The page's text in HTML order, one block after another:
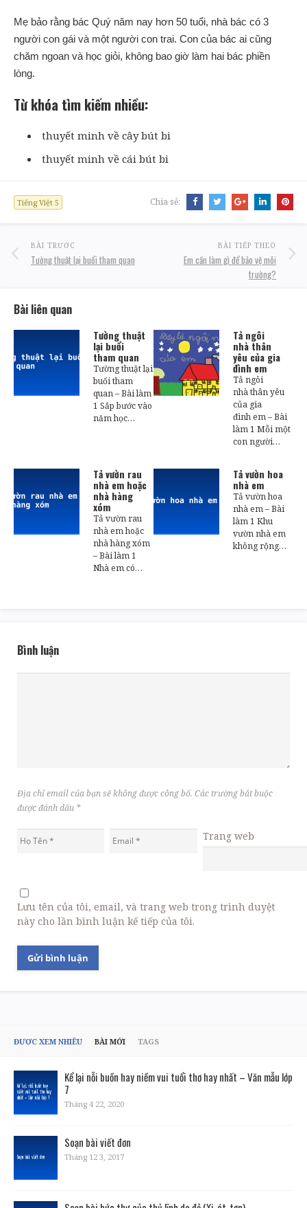
Mẹ bảo rằng bác Quý năm nay hơn 50 tuổi, nhà bác có 3
người con gái và một người con trai. Con của bác ai cũng
chăm ngoan và học giỏi, không bao giờ làm hai bác phiền
lòng.
Từ khóa tìm kiếm nhiều:
thuyết minh về cây bút bi
thuyết minh về cái bút bi
Tiếng Việt 5 Chia sẻ:
BÀI TRƯỚC
Tường thuật lại buổi tham quan
BÀI TIẾP THEO
Em cần làm gì để bảo vệ môi
trường?
Bài liên quan
Tường thuật
lại buổi
tham quan
Tường thuật lại
buổi tham
quan – Bài làm
1 Sắp bước vào
năm học…
Tả ngôi
nhà thân
yêu của gia
đình em
Tả ngôi
nhà thân yêu
của gia
đình em – Bài
làm 1 Mỗi một
con người…
Tả vườn rau
nhà em hoặc
nhà hàng
xóm
Tả vườn rau
nhà em hoặc
nhà hàng xóm
– Bài làm 1
Nhà em có…
Tả vườn hoa
nhà em
Tả vườn hoa
nhà em – Bài
làm 1 Khu
vườn nhà em
không rộng…
Bình luận
Địa chỉ email của bạn sẽ không được công bố. Các trường bắt buộc
được đánh dấu *
Trang web
Lưu tên của tôi, email, và trang web trong trình duyệt
này cho lần bình luận kế tiếp của tôi.
ĐƯỢC XEM NHIỀU BÀI MỚI TAGS
Kể lại nỗi buồn hay niềm vui tuổi thơ hay nhất – Văn mẫu lớp
7
Tháng 4 22, 2020
Soạn bài viết đơn
Tháng 12 3, 2017